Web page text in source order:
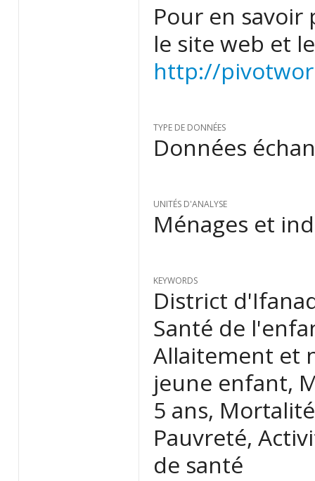
Pour en savoir
le site web et
http://
TYPE DE DONNÉES
Données
UNITÉS D'ANALYSE
Ménages et
KEYWORDS
District
Santé de
Allaitement et
jeune enfant,
5 ans,
Pauvreté,
de santé